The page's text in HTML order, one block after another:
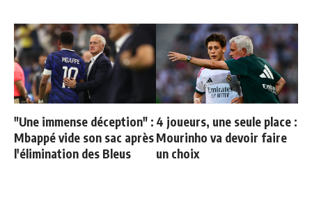
"Une immense déception" :
Mbappé vide son sac après
l'élimination des Bleus
4 joueurs, une seule place :
Mourinho va devoir faire
un choix